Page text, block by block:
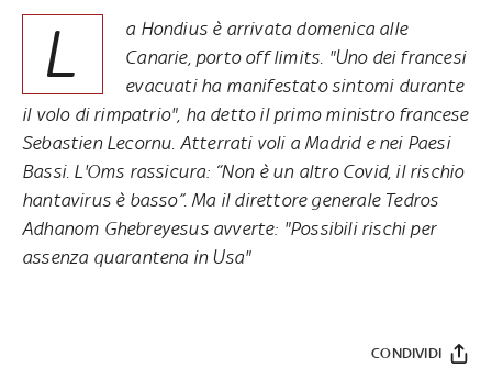
L
a Hondius è arrivata domenica alle
Canarie, porto off limits. "Uno dei francesi
evacuati ha manifestato sintomi durante
il volo di rimpatrio", ha detto il primo ministro francese
Sebastien Lecornu. Atterrati voli a Madrid e nei Paesi
Bassi. L'Oms rassicura: “Non è un altro Covid, il rischio
hantavirus è basso”. Ma il direttore generale Tedros
Adhanom Ghebreyesus avverte: "Possibili rischi per
assenza quarantena in Usa"
CONDIVIDI